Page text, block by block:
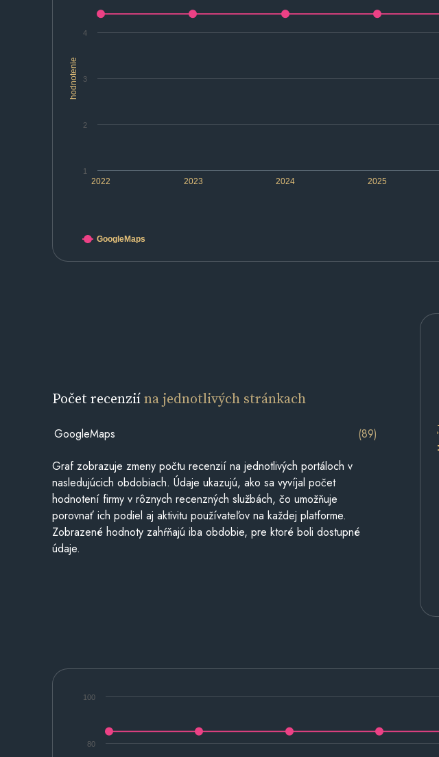
hodnotenie
2022 2023 2024 2025
1
2
3
4
GoogleMaps
Počet recenziína jednotlivých stránkach
GoogleMaps (89)
Graf zobrazuje zmeny počtu recenzií na jednotlivých portáloch v
nasledujúcich obdobiach. Údaje ukazujú, ako sa vyvíjal počet
hodnotení firmy v rôznych recenzných službách, čo umožňuje
porovnať ich podiel aj aktivitu používateľov na každej platforme.
Zobrazené hodnoty zahŕňajú iba obdobie, pre ktoré boli dostupné
údaje.
80
100